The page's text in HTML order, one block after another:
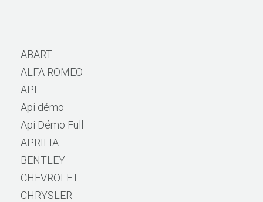
ABART
ALFA ROMEO
API
Api démo
Api Démo Full
APRILIA
BENTLEY
CHEVROLET
CHRYSLER